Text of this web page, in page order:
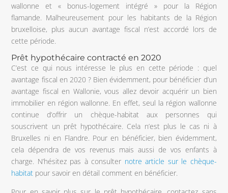
wallonne et « bonus-logement intégré » pour la Région
flamande. Malheureusement pour les habitants de la Région
bruxelloise, plus aucun avantage fiscal n’est accordé lors de
cette période.
Prêt hypothécaire contracté en 2020
C’est ce qui nous intéresse le plus en cette période : quel
avantage fiscal en 2020 ? Bien évidemment, pour bénéficier d’un
avantage fiscal en Wallonie, vous allez devoir acquérir un bien
immobilier en région wallonne. En effet, seul la région wallonne
continue d’offrir un chèque-habitat aux personnes qui
souscrivent un prêt hypothécaire. Cela n’est plus le cas ni à
Bruxelles ni en Flandre. Pour en bénéficier, bien évidemment,
cela dépendra de vos revenus mais aussi de vos enfants à
charge. N’hésitez pas à consulter notre article sur le chèque-
habitat pour savoir en détail comment en bénéficier.